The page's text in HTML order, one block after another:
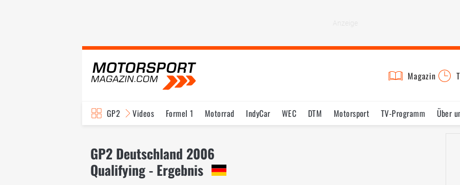
Magazin
GP2 Videos Formel 1 Motorrad IndyCar WEC DTM Motorsport TV-Programm Über
GP2 Deutschland 2006
Qualifying - Ergebnis